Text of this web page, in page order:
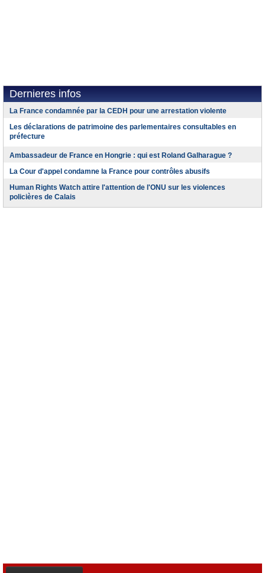
Dernieres infos
La France condamnée par la CEDH pour une arrestation violente
Les déclarations de patrimoine des parlementaires consultables en
préfecture
Ambassadeur de France en Hongrie : qui est Roland Galharague ?
La Cour d'appel condamne la France pour contrôles abusifs
Human Rights Watch attire l'attention de l'ONU sur les violences
policières de Calais